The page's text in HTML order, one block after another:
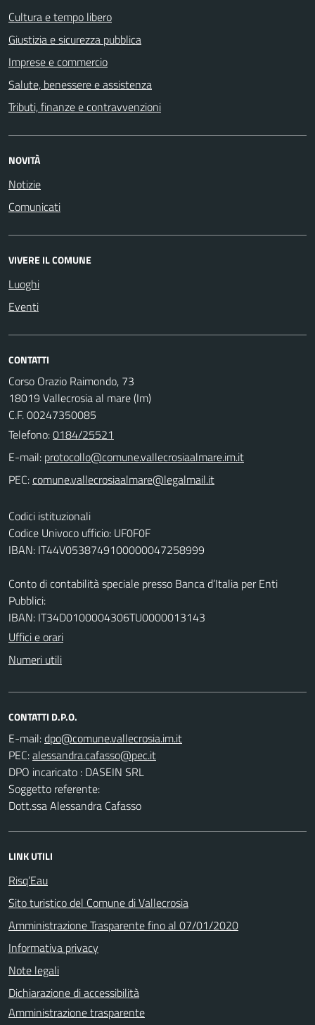
Cultura e tempo libero
Giustizia e sicurezza pubblica
Imprese e commercio
Salute, benessere e assistenza
Tributi, finanze e contravvenzioni
NOVITÀ
Notizie
Comunicati
VIVERE IL COMUNE
Luoghi
Eventi
CONTATTI
Corso Orazio Raimondo, 73
18019 Vallecrosia al mare (Im)
C.F. 00247350085
Telefono:0184/25521
E-mail:
PEC:
Codici istituzionali
Codice Univoco ufficio: UF0F0F
IBAN: IT44V0538749100000047258999
Conto di contabilità speciale presso Banca d’Italia per Enti
Pubblici:
IBAN: IT34D0100004306TU0000013143
Uffici e orari
Numeri utili
CONTATTI D.P.O.
E-mail:
PEC:
DPO incaricato : DASEIN SRL
Soggetto referente:
Dott.ssa Alessandra Cafasso
LINK UTILI
Risq’Eau
Sito turistico del Comune di Vallecrosia
Amministrazione Trasparente fino al 07/01/2020
Informativa privacy
Note legali
Dichiarazione di accessibilità
Amministrazione trasparente